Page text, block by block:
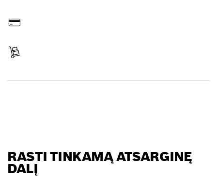
RASTI TINKAMĄ ATSARGINĘ
DALĮ